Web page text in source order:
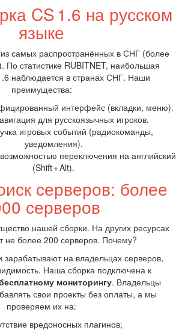
CS 1.6 на русском
языке
самых распространённых в СНГ (более
По статистике RUBITNET, наибольшая
наблюдается в странах СНГ. Наши
преимущества:
интерфейс (вкладки, меню).
для русскоязычных игроков.
игровых событий (радиокоманды,
уведомления).
переключения на английский
(Shift + Alt).
серверов: более
серверов
нашей сборки. На других ресурсах
не более 200 серверов. Почему?
зарабатывают на владельцах серверов,
Наша сборка подключена к
мониторингу. Владельцы
свои проекты без оплаты, а мы
проверяем их на:
вредоносных плагинов;